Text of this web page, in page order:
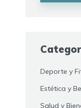
Deporte y
Estética y
Salud y